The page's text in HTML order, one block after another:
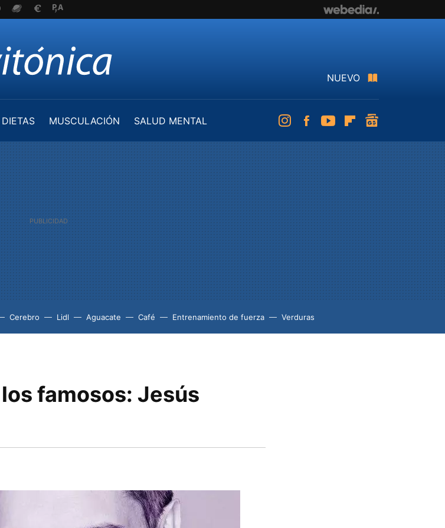
NUEVO
MUSCULACIÓN
SALUD MENTAL
InstagramFacebookYoutubeFlipboard
Cerebro Lidl Aguacate Café Entrenamiento de fuerza Verduras
famosos: Jesús